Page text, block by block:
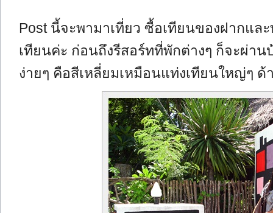
Post นี้จะพามาเที่ยว ซื้อเทียนของฝากแ
เทียนค่ะ ก่อนถึงรีสอร์ทที่พักต่างๆ ก็จะผ่า
ง่ายๆ คือสีเหลี่ยมเหมือนแท่งเทียนใหญ่ๆ ด้